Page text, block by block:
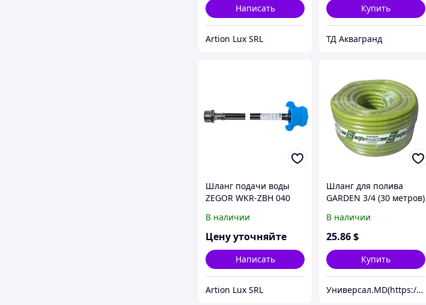
Написать
Artion Lux SRL
Купить
ТД Аквагранд
Шланг подачи воды
ZEGOR WKR-ZBH 040
В наличии
Цену уточняйте
Написать
Artion Lux SRL
Шланг для полива
GARDEN 3/4 (30 метров)
В наличии
25.86$
Купить
Универсал.MD(https://universal.prom.md/)